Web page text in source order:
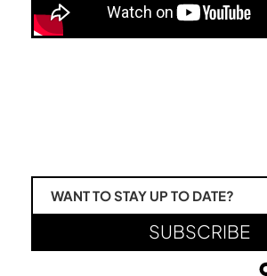
WANT TO STAY UP TO DATE?
SUBSCRIBE